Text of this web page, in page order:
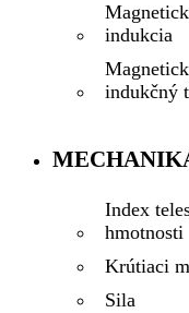
indukcia
indukčný
Index
hmotnosti
Krútiaci
Sila